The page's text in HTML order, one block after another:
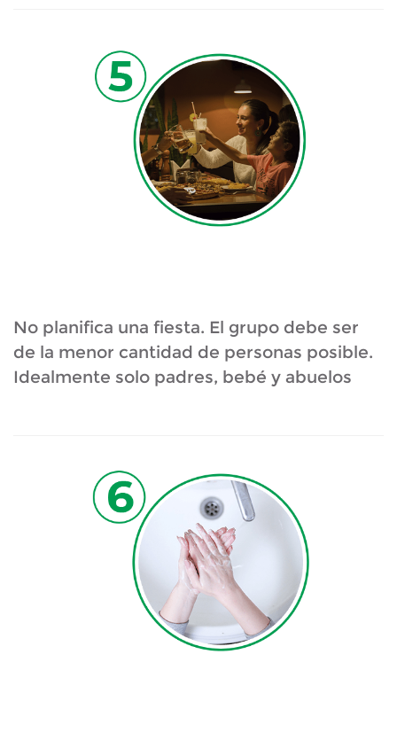
No planifica una fiesta. El grupo debe ser
de la menor cantidad de personas posible.
Idealmente solo padres, bebé y abuelos